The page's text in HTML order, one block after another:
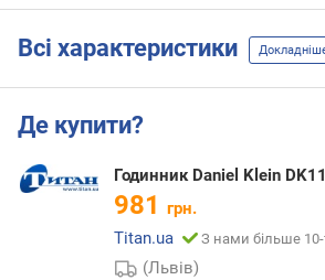
Всі характеристики
Де купити?
Годинник Daniel Klein
981 грн.
Titan.ua
З нами більше 10-
(Львів)